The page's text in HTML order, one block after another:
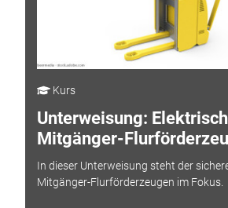
Kurs
Unterweisung:
Mitgänger-
In dieser Unterweisung steht der
Mitgänger-Flurförderzeugen im Fokus.